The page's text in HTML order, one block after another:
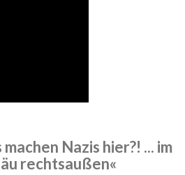
machen Nazis hier?! ... im
rechtsaußen«